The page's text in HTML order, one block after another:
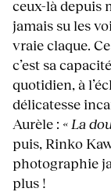
ceux-là depuis
jamais su les
vraie claque.
c’est sa
quotidien, à
délicatesse
Aurèle : « La
puis, Rinko
photographie
plus !